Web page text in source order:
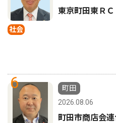
社会
東京町田東ＲＣ
6
町田
2026.08.06
町田市商店会